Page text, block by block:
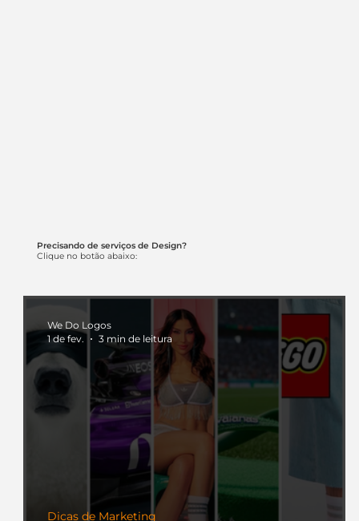
Precisando de serviços de Design?
Clique no botão abaixo:
Dicas de Marketing
We Do Logos
1 de fev.
3 min de leitura